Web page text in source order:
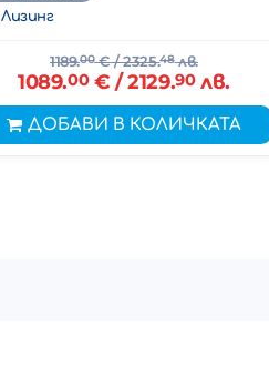
Лизинг
1189.00€/ 2325.48лв.
1089.00€ / 2129.90лв.
ДОБАВИ В КОЛИЧКАТА